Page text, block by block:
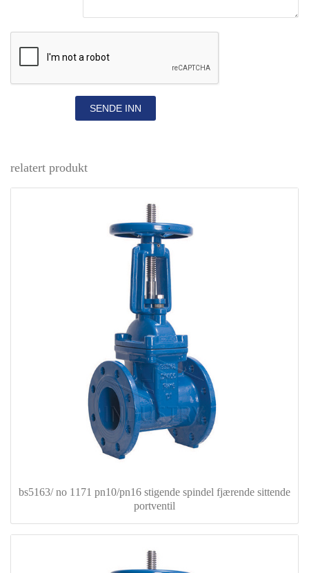
SENDE INN
relatert produkt
bs5163/ no 1171 pn10/pn16 stigende spindel fjærende sittende
portventil